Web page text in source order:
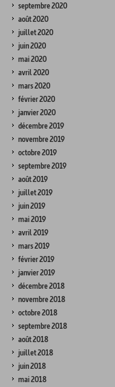
septembre 2020
août 2020
juillet 2020
juin 2020
mai 2020
avril 2020
mars 2020
février 2020
janvier 2020
décembre 2019
novembre 2019
octobre 2019
septembre 2019
août 2019
juillet 2019
juin 2019
mai 2019
avril 2019
mars 2019
février 2019
janvier 2019
décembre 2018
novembre 2018
octobre 2018
septembre 2018
août 2018
juillet 2018
juin 2018
mai 2018